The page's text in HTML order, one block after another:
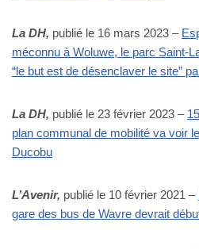
La DH, publié le 16 mars 2023 –
méconnu à Woluwe, le parc Saint-
“le but est de désenclaver le site”
La DH, publié le 23 février 2023 –
plan communal de mobilité va voir
Ducobu
L’Avenir, publié le 10 février 2021 –
gare des bus de Wavre devrait